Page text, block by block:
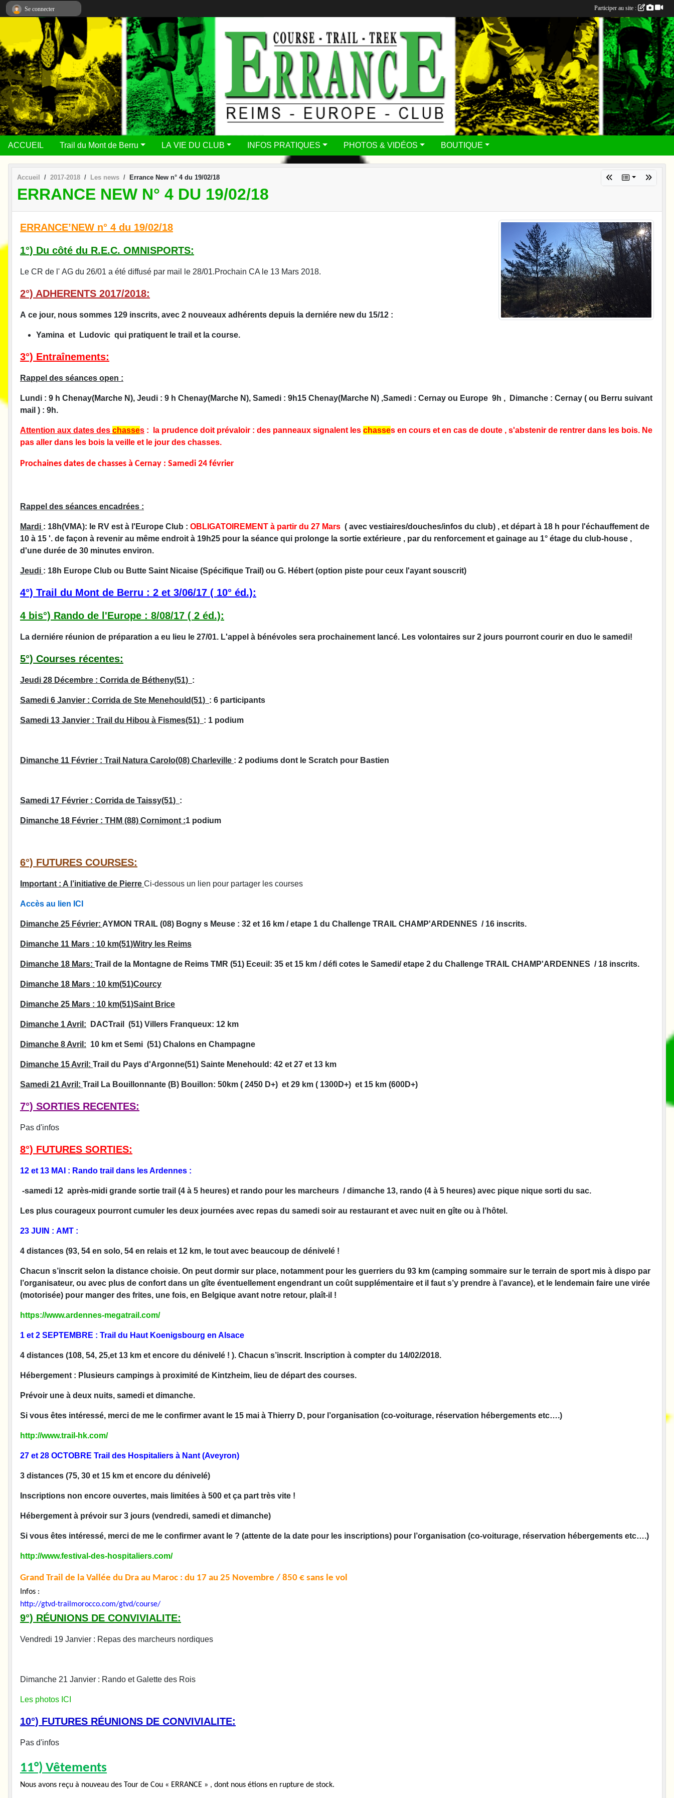
ACCUEIL Trail du Mont de Berru LA VIE DU CLUB INFOS PRATIQUES PHOTOS & VIDÉOS BOUTIQUE
Accueil 2017-2018 Les news Errance New n° 4 du 19/02/18
ERRANCE NEW N° 4 DU 19/02/18
ERRANCE’NEW n° 4 du 19/02/18
1°) Du côté du R.E.C. OMNISPORTS:
Le CR de l' AG du 26/01 a été diffusé par mail le 28/01.Prochain CA le 13 Mars 2018.
2°) ADHERENTS 2017/2018:
A ce jour, nous sommes 129 inscrits, avec 2 nouveaux adhérents depuis la derniére new du 15/12 :
Yamina et Ludovic qui pratiquent le trail et la course.
3°) Entraînements:
Rappel des séances open :
Lundi : 9 h Chenay(Marche N), Jeudi : 9 h Chenay(Marche N), Samedi : 9h15 Chenay(Marche N) ,Samedi : Cernay ou Europe 9h , Dimanche : Cernay ( ou Berru suivant
mail ) : 9h.
Attention aux dates des chasses : la prudence doit prévaloir : des panneaux signalent les chasses en cours et en cas de doute , s'abstenir de rentrer dans les bois. Ne
pas aller dans les bois la veille et le jour des chasses.
Prochaines dates de chasses à Cernay : Samedi 24 février
Rappel des séances encadrées :
Mardi : 18h(VMA): le RV est à l'Europe Club : OBLIGATOIREMENT à partir du 27 Mars ( avec vestiaires/douches/infos du club) , et départ à 18 h pour l'échauffement de
10 à 15 '. de façon à revenir au même endroit à 19h25 pour la séance qui prolonge la sortie extérieure , par du renforcement et gainage au 1° étage du club-house ,
d'une durée de 30 minutes environ.
Jeudi : 18h Europe Club ou Butte Saint Nicaise (Spécifique Trail) ou G. Hébert (option piste pour ceux l'ayant souscrit)
4°) Trail du Mont de Berru : 2 et 3/06/17 ( 10° éd.):
4 bis°) Rando de l'Europe : 8/08/17 ( 2 éd.):
La derniére réunion de préparation a eu lieu le 27/01. L'appel à bénévoles sera prochainement lancé. Les volontaires sur 2 jours pourront courir en duo le samedi!
5°) Courses récentes:
Jeudi 28 Décembre : Corrida de Bétheny(51) :
Samedi 6 Janvier : Corrida de Ste Menehould(51) : 6 participants
Samedi 13 Janvier : Trail du Hibou à Fismes(51) : 1 podium
Dimanche 11 Février : Trail Natura Carolo(08) Charleville : 2 podiums dont le Scratch pour Bastien
Samedi 17 Février : Corrida de Taissy(51) :
Dimanche 18 Février : THM (88) Cornimont :1 podium
6°) FUTURES COURSES:
Important : A l’initiative de Pierre Ci-dessous un lien pour partager les courses
Accès au lien ICI
Dimanche 25 Février: AYMON TRAIL (08) Bogny s Meuse : 32 et 16 km / etape 1 du Challenge TRAIL CHAMP'ARDENNES / 16 inscrits.
Dimanche 11 Mars : 10 km(51)Witry les Reims
Dimanche 18 Mars: Trail de la Montagne de Reims TMR (51) Eceuil: 35 et 15 km / défi cotes le Samedi/ etape 2 du Challenge TRAIL CHAMP'ARDENNES / 18 inscrits.
Dimanche 18 Mars : 10 km(51)Courcy
Dimanche 25 Mars : 10 km(51)Saint Brice
Dimanche 1 Avril: DACTrail (51) Villers Franqueux: 12 km
Dimanche 8 Avril: 10 km et Semi (51) Chalons en Champagne
Dimanche 15 Avril: Trail du Pays d'Argonne(51) Sainte Menehould: 42 et 27 et 13 km
Samedi 21 Avril: Trail La Bouillonnante (B) Bouillon: 50km ( 2450 D+) et 29 km ( 1300D+) et 15 km (600D+)
7°) SORTIES RECENTES:
Pas d'infos
8°) FUTURES SORTIES:
12 et 13 MAI : Rando trail dans les Ardennes :
-samedi 12 après-midi grande sortie trail (4 à 5 heures) et rando pour les marcheurs /dimanche 13, rando (4 à 5 heures) avec pique nique sorti du sac.
Les plus courageux pourront cumuler les deux journées avec repas du samedi soir au restaurant et avec nuit en gîte ou à l’hôtel.
23 JUIN : AMT :
4 distances (93, 54 en solo, 54 en relais et 12 km, le tout avec beaucoup de dénivelé !
Chacun s’inscrit selon la distance choisie. On peut dormir sur place, notamment pour les guerriers du 93 km (camping sommaire sur le terrain de sport mis à dispo par
l’organisateur, ou avec plus de confort dans un gîte éventuellement engendrant un coût supplémentaire et il faut s’y prendre à l’avance), et le lendemain faire une virée
(motorisée) pour manger des frites, une fois, en Belgique avant notre retour, plaît-il !
https://www.ardennes-megatrail.com/
1 et 2 SEPTEMBRE : Trail du Haut Koenigsbourg en Alsace
4 distances (108, 54, 25,et 13 km et encore du dénivelé ! ). Chacun s’inscrit. Inscription à compter du 14/02/2018.
Hébergement : Plusieurs campings à proximité de Kintzheim, lieu de départ des courses.
Prévoir une à deux nuits, samedi et dimanche.
Si vous êtes intéressé, merci de me le confirmer avant le 15 mai à Thierry D, pour l’organisation (co-voiturage, réservation hébergements etc….)
http://www.trail-hk.com/
27 et 28 OCTOBRE Trail des Hospitaliers à Nant (Aveyron)
3 distances (75, 30 et 15 km et encore du dénivelé)
Inscriptions non encore ouvertes, mais limitées à 500 et ça part très vite !
Hébergement à prévoir sur 3 jours (vendredi, samedi et dimanche)
Si vous êtes intéressé, merci de me le confirmer avant le ? (attente de la date pour les inscriptions) pour l’organisation (co-voiturage, réservation hébergements etc….)
http://www.festival-des-hospitaliers.com/
Grand Trail de la Vallée du Dra au Maroc : du 17 au 25 Novembre / 850 € sans le vol
Infos :
http://gtvd-trailmorocco.com/gtvd/course/
9°) RÉUNIONS DE CONVIVIALITE:
Vendredi 19 Janvier : Repas des marcheurs nordiques
Dimanche 21 Janvier : Rando et Galette des Rois
Les photos ICI
10°) FUTURES RÉUNIONS DE CONVIVIALITE:
Pas d'infos
11°) Vêtements
Nous avons reçu à nouveau des Tour de Cou « ERRANCE » , dont nous étions en rupture de stock.
Se connecter Participer au site :
Panneau de gestion des cookies